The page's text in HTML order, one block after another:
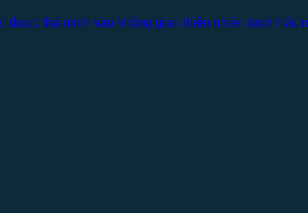
thả mình vào không gian thiên nhiên tươi mát,